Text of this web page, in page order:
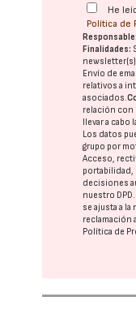
He
Política de
Responsable:
Finalidades:
Envío de
relativos a
asociados.
relación con
llevar a
Los datos
grupo por
Acceso,
portabilidad,
decisiones
nuestro DPD
se ajusta a
reclamación
Política de